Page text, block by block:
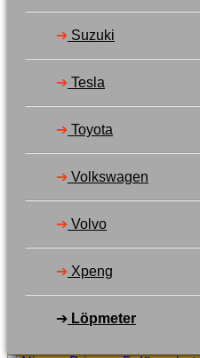
➔ Suzuki
➔ Tesla
➔ Toyota
➔ Volkswagen
➔ Volvo
➔ Xpeng
➔ Löpmeter